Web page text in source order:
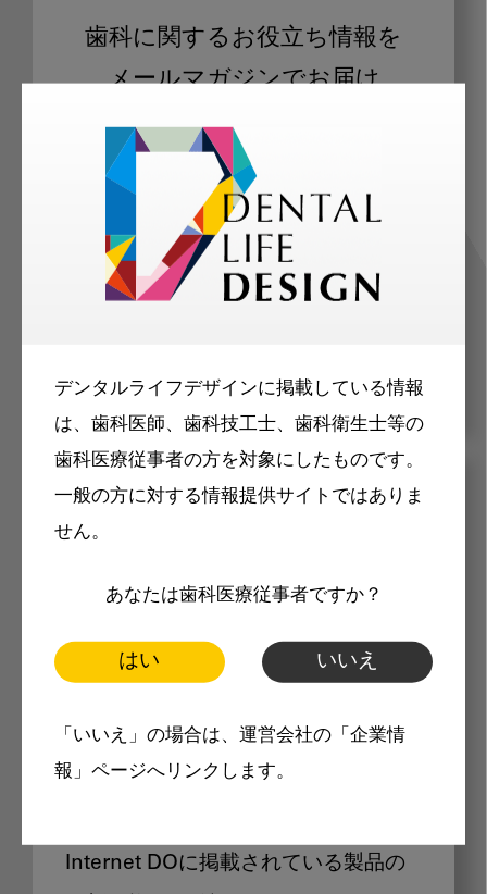
デンタルライフデザインに掲載している情報
は、歯科医師、歯科技工士、歯科衛生士等の
歯科医療従事者の方を対象にしたものです。
一般の方に対する情報提供サイトではありま
せん。
あなたは歯科医療従事者ですか？
はい いいえ
「いいえ」の場合は、運営会社の「企業情
報」ページへリンクします。
歯科に関するお役立ち情報を
メールマガジンでお届け
ご登録いただいた職種（歯科医師、歯
科衛生士、歯科技工士）に合わせた内
容のメールマガジンをお届けします。
メリット
製品価格も閲覧可能
Internet DOに掲載されている製品の